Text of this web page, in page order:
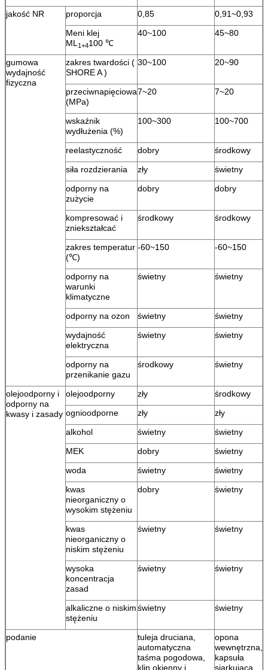
jakość NR
proporcja 0,85
0,91~0,93
Meni klej
ML 1+4100 ℃
40~100 45~80
gumowa
wydajność
fizyczna
zakres twardości (
SHORE A )
30~100 20~90
przeciwnapięciowa
(MPa)
7~20 7~20
wskaźnik
wydłużenia (%)
100~300 100~700
reelastyczność dobry
środkowy
siła rozdzierania
zły
świetny
odporny na
zużycie
dobry dobry
kompresować i
zniekształcać
środkowy środkowy
zakres temperatur
(℃)
-60~150 -60~150
odporny na
warunki
klimatyczne
świetny świetny
odporny na ozon świetny
świetny
wydajność
elektryczna
świetny świetny
odporny na
przenikanie gazu
środkowy świetny
olejoodporny i
odporny na
kwasy i zasady
olejoodporny zły
środkowy
ognioodporne
zły
zły
alkohol
świetny
świetny
MEK
dobry
świetny
woda
świetny
świetny
kwas
nieorganiczny o
wysokim stężeniu
dobry świetny
kwas
nieorganiczny o
niskim stężeniu
świetny świetny
wysoka
koncentracja
zasad
świetny świetny
alkaliczne o niskim
stężeniu
świetny świetny
podanie
tuleja druciana,
automatyczna
taśma pogodowa,
klin okienny i
opona
wewnętrzna,
kapsuła
siarkująca,